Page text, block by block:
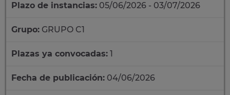
Plazo de instancias: 05/06/2026 - 03/07/2026
Grupo: GRUPO C1
Plazas ya convocadas: 1
Fecha de publicación: 04/06/2026